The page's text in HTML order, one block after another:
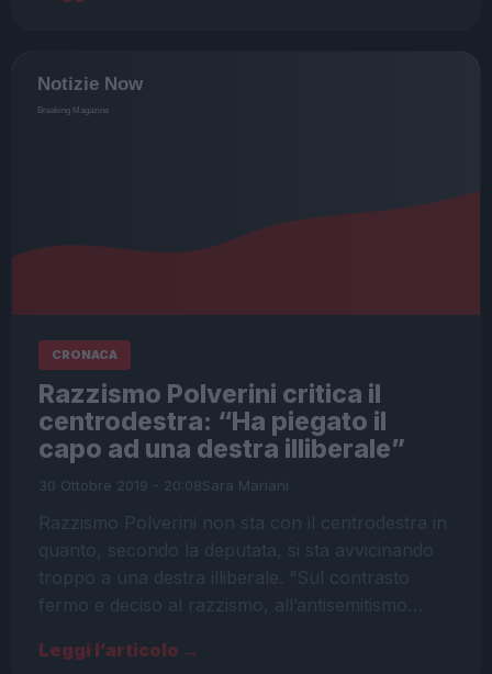
CRONACA
Razzismo Polverini critica il
centrodestra: “Ha piegato il
capo ad una destra illiberale”
30 Ottobre 2019 - 20:08Sara Mariani
Razzismo Polverini non sta con il centrodestra in
quanto, secondo la deputata, si sta avvicinando
troppo a una destra illiberale. “Sul contrasto
fermo e deciso al razzismo, all’antisemitismo…
Leggi l’articolo →